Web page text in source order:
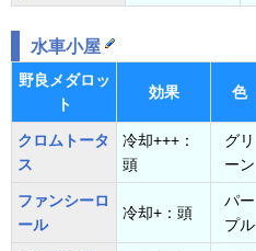
水車小屋
野良メダロッ
ト
効果 色
クロムトータ
ス
冷却+++：
頭
グリ
ーン
ファンシーロ
ール
冷却+：頭
パー
プル